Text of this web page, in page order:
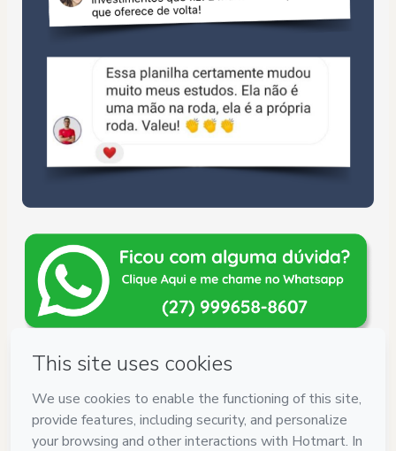
Your information is 100% secure